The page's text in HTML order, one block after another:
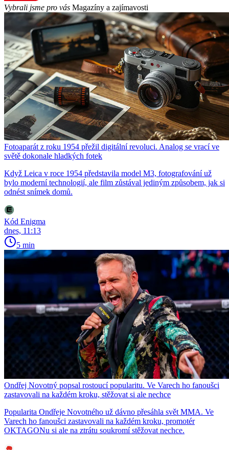
Vybrali jsme pro vás Magazíny a zajímavosti
Fotoaparát z roku 1954 přežil digitální revoluci. Analog se vrací ve
světě dokonale hladkých fotek
Když Leica v roce 1954 představila model M3, fotografování už
bylo moderní technologií, ale film zůstával jediným způsobem, jak si
odnést snímek domů.
Kód Enigma
dnes, 11:13
5 min
Ondřej Novotný popsal rostoucí popularitu. Ve Varech ho fanoušci
zastavovali na každém kroku, stěžovat si ale nechce
Popularita Ondřeje Novotného už dávno přesáhla svět MMA. Ve
Varech ho fanoušci zastavovali na každém kroku, promotér
OKTAGONu si ale na ztrátu soukromí stěžovat nechce.